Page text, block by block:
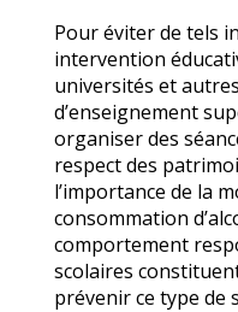
Pour éviter de tels
intervention
universités et
d’enseignement
organiser des
respect des
l’importance de la
consommation
comportement
scolaires
prévenir ce type de